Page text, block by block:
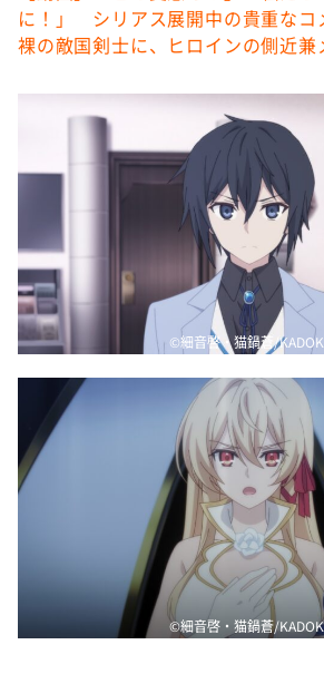
に！」 シリアス展開中の貴重な
裸の敵国剣士に、ヒロインの側近
©細音啓・猫鍋蒼/
©細音啓・猫鍋蒼/